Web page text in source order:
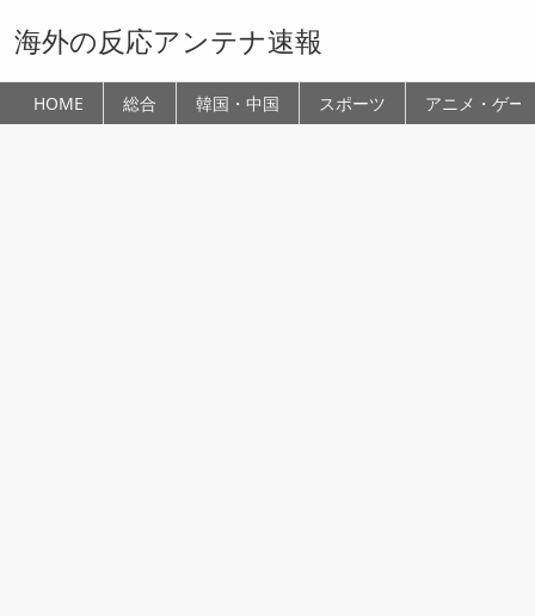
海外の反応アンテナ速報
HOME 総合 韓国・中国 スポーツ アニメ・ゲー